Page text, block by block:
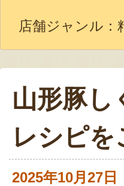
店舗ジャンル：
山形豚し
レシピを
2025年10月27日